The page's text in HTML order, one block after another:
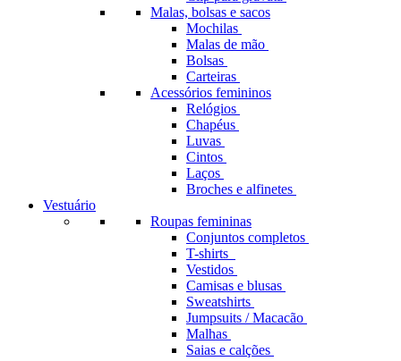
Malas, bolsas e sacos
Mochilas
Malas de mão
Bolsas
Carteiras
Acessórios femininos
Relógios
Chapéus
Luvas
Cintos
Laços
Broches e alfinetes
Vestuário
Roupas femininas
Conjuntos completos
T-shirts
Vestidos
Camisas e blusas
Sweatshirts
Jumpsuits / Macacão
Malhas
Saias e calções